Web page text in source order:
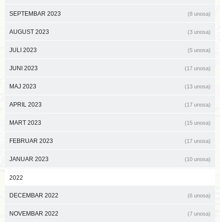
SEPTEMBAR 2023 (8 unosa)
AUGUST 2023 (3 unosa)
JULI 2023 (5 unosa)
JUNI 2023 (17 unosa)
MAJ 2023 (13 unosa)
APRIL 2023 (17 unosa)
MART 2023 (15 unosa)
FEBRUAR 2023 (17 unosa)
JANUAR 2023 (10 unosa)
2022
DECEMBAR 2022 (6 unosa)
NOVEMBAR 2022 (7 unosa)